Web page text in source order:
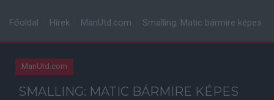
Főoldal Hírek ManUtd.com Smalling: Matic bármire képes
ManUtd.com
SMALLING: MATIC BÁRMIRE KÉPES